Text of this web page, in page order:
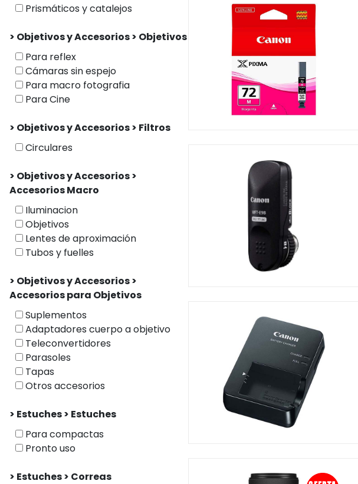
Prismáticos y catalejos
> Objetivos y Accesorios > Objetivos
Para reflex
Cámaras sin espejo
Para macro fotografia
Para Cine
> Objetivos y Accesorios > Filtros
Circulares
> Objetivos y Accesorios >
Accesorios Macro
Iluminacion
Objetivos
Lentes de aproximación
Tubos y fuelles
> Objetivos y Accesorios >
Accesorios para Objetivos
Suplementos
Adaptadores cuerpo a objetivo
Teleconvertidores
Parasoles
Tapas
Otros accesorios
> Estuches > Estuches
Para compactas
Pronto uso
> Estuches > Correas